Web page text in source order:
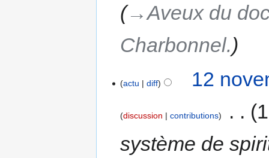
→‎Aveux du
Charbonnel.
actu diff 12
discussion contributions
système de